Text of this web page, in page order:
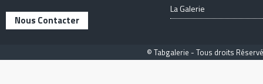
Nous Contacter
La Galerie
© Tabgalerie - Tous droits